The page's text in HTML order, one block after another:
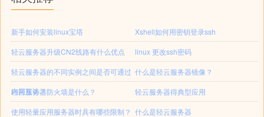
新手如何安装linux宝塔
Xshell如何用密钥登录ssh
轻云服务器升级CN2线路有什么优点
linux 更改ssh密码
轻云服务器的不同实例之间是否可通过
内网互访？
什么是轻云服务器镜像？
轻云服务器防火墙是什么？
轻云服务器得典型应用
使用轻量应用服务器时具有哪些限制？ 什么是轻云服务器